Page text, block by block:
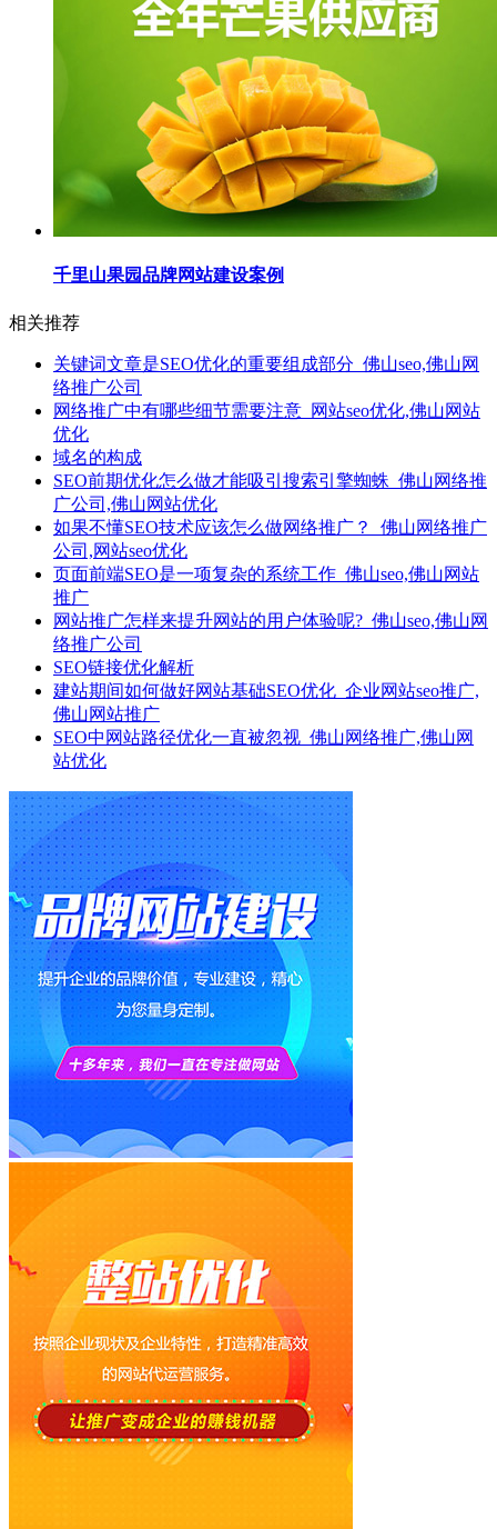
千里山果园品牌网站建设案例
相关推荐
关键词文章是SEO优化的重要组成部分_佛山seo,佛山网
络推广公司
网络推广中有哪些细节需要注意_网站seo优化,佛山网站
优化
域名的构成
SEO前期优化怎么做才能吸引搜索引擎蜘蛛_佛山网络推
广公司,佛山网站优化
如果不懂SEO技术应该怎么做网络推广？_佛山网络推广
公司,网站seo优化
页面前端SEO是一项复杂的系统工作_佛山seo,佛山网站
推广
网站推广怎样来提升网站的用户体验呢?_佛山seo,佛山网
络推广公司
SEO链接优化解析
建站期间如何做好网站基础SEO优化_企业网站seo推广,
佛山网站推广
SEO中网站路径优化一直被忽视_佛山网络推广,佛山网
站优化